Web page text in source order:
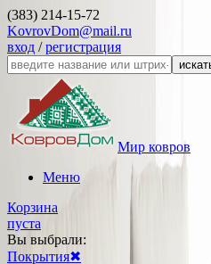
(383) 214-15-72
KovrovDom@mail.ru
вход /регистрация
Мир ковров
Меню
Корзина
пуста
Вы выбрали:
Покрытия✖